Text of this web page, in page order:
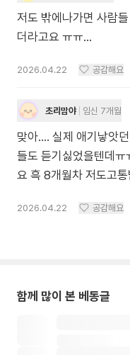
저도 밖에나가면 사람
더라고요 ㅠㅠ…
2026.04.22 공감해요
초리맘야 임신 7개월
맞아.... 실제 애기낳앗
들도 듣기싫었을텐데ㅠ
2026.04.22 공감해요
함께 많이 본 베동글